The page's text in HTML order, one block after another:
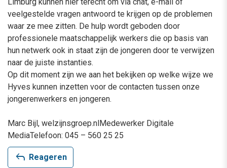
veelgestelde vragen antwoord te krijgen op de problemen
waar ze mee zitten. De hulp wordt geboden door
professionele maatschappelijk werkers die op basis van
hun netwerk ook in staat zijn de jongeren door te verwijzen
naar de juiste instanties.
Op dit moment zijn we aan het bekijken op welke wijze we
Hyves kunnen inzetten voor de contacten tussen onze
jongerenwerkers en jongeren.
Marc Bijl, welzijnsgroep.nlMedewerker Digitale
MediaTelefoon: 045 – 560 25 25
reply Reageren